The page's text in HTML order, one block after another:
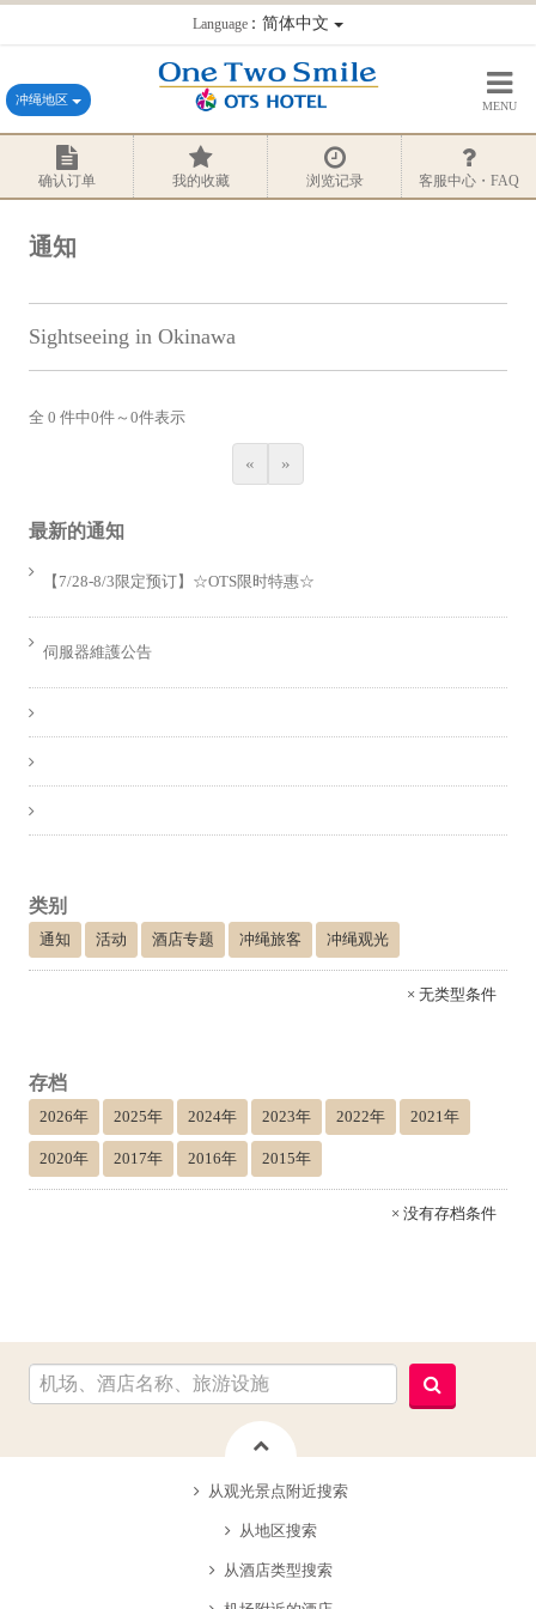
Language：简体中文
冲绳地区 MENU
确认订单 我的收藏 浏览记录 客服中心・FAQ
通知
Sightseeing in Okinawa
全 0 件中0件～ 0件表示
« »
最新的通知
【7/28-8/3限定预订】☆OTS限时特惠☆
伺服器維護公告
类别
通知 活动 酒店专题 冲绳旅客 冲绳观光
× 无类型条件
存档
2026年 2025年 2024年 2023年 2022年 2021年
2020年 2017年 2016年 2015年
× 没有存档条件
从观光景点附近搜索
从地区搜索
从酒店类型搜索